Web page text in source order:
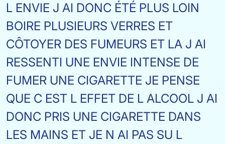
L ENVIE J AI DONC ÉTÉ PLUS LOIN
BOIRE PLUSIEURS VERRES ET
CÔTOYER DES FUMEURS ET LA J AI
RESSENTI UNE ENVIE INTENSE DE
FUMER UNE CIGARETTE JE PENSE
QUE C EST L EFFET DE L ALCOOL J AI
DONC PRIS UNE CIGARETTE DANS
LES MAINS ET JE N AI PAS SU L